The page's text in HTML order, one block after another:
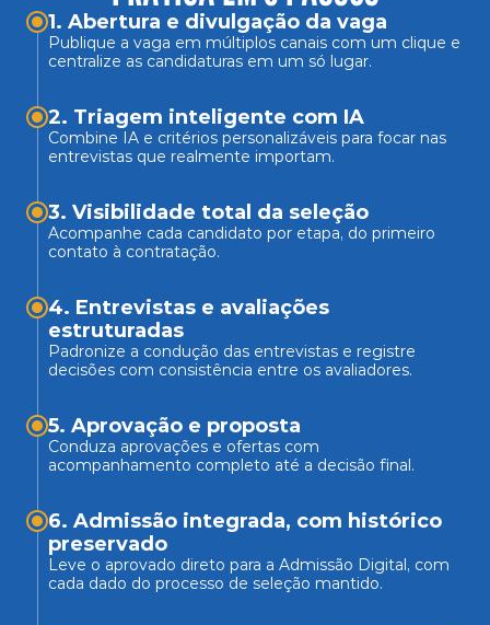
1. Abertura e divulgação da vaga
Publique a vaga em múltiplos canais com um clique e
centralize as candidaturas em um só lugar.
2. Triagem inteligente com IA
Combine IA e critérios personalizáveis para focar nas
entrevistas que realmente importam.
3. Visibilidade total da seleção
Acompanhe cada candidato por etapa, do primeiro
contato à contratação.
4. Entrevistas e avaliações
estruturadas
Padronize a condução das entrevistas e registre
decisões com consistência entre os avaliadores.
5. Aprovação e proposta
Conduza aprovações e ofertas com
acompanhamento completo até a decisão final.
6. Admissão integrada, com histórico
preservado
Leve o aprovado direto para a Admissão Digital, com
cada dado do processo de seleção mantido.